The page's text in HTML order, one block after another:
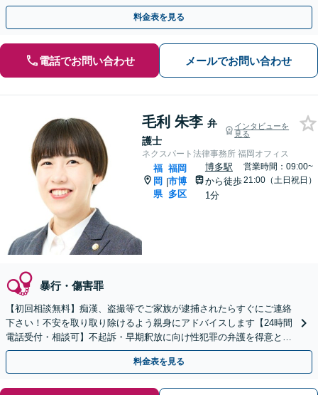
料金表を見る
電話でお問い合わせ メールでお問い合わせ
毛利 朱李 弁
護士
インタビューを
見る
ネクスパート法律事務所 福岡オフィス
福
岡
県
|
福岡
市博
多区
博多駅
から徒歩
1分
営業時間：09:00~
21:00（土日祝日）
暴行・傷害罪
【初回相談無料】痴漢、盗撮等でご家族が逮捕されたらすぐにご連絡
下さい！不安を取り取り除けるよう親身にアドバイスします【24時間
電話受付・相談可】不起訴・早期釈放に向け性犯罪の弁護を得意とす
る経験豊富な弁護士がスピード対応！【最短即日対応可】
料金表を見る